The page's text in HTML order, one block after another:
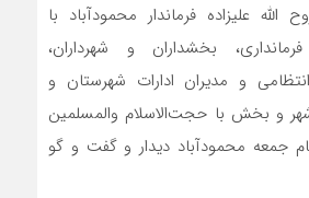
علیزاده فرماندار محمودآباد با
بخشداران و شهرداران،
و مدیران ادارات شهرستان و
و بخش با حجت‌الاسلام والمسلمین
جمعه محمودآباد دیدار و گفت و گو